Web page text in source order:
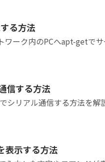
る方法
ーク内のPCへapt-getで
信する方法
シリアル通信する方法を解
表示する方法